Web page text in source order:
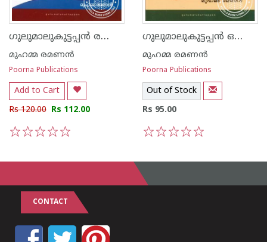
ഗുലുമാലുകുട്ടപ്പ‌ന്‍ രണ്ടാം ഭാഗം
മുഹമ്മ രമണ‌ന്‍
Poorna Publications
Add to Cart
Rs 120.00 Rs 112.00
ഗുലുമാലുകുട്ടപ്പ‌ന്‍ ഒന്നാം ഭാഗം
മുഹമ്മ രമണ‌ന്‍
Poorna Publications
Out of Stock
Rs 95.00
CONTACT